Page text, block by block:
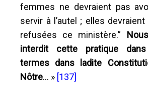
femmes ne devraient pas
servir à l’autel ; elles
refusées ce ministère.”
interdit cette pratique
termes dans ladite
Nôtre... » [137]